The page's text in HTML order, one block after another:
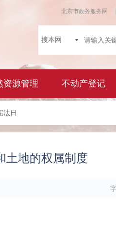
法日
土地的权属制度